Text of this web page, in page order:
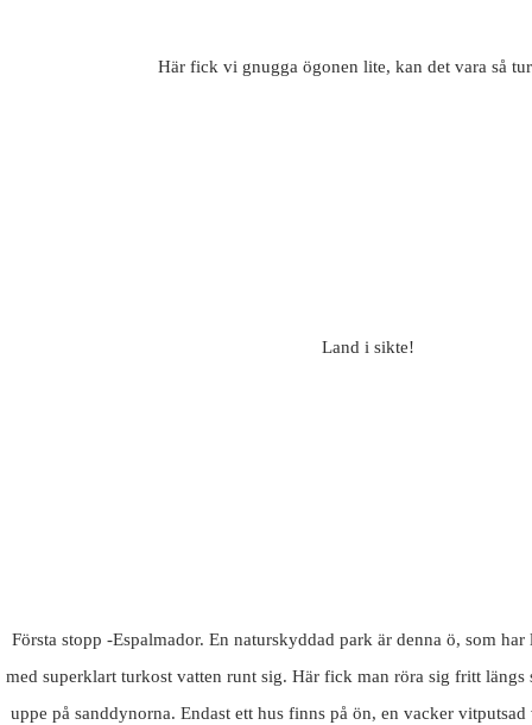
Här fick vi gnugga ögonen lite, kan det vara så
Land i sikte!
Första stopp -Espalmador. En naturskyddad park är denna ö, som
med superklart turkost vatten runt sig. Här fick man röra sig fritt längs
uppe på sanddynorna. Endast ett hus finns på ön, en vacker